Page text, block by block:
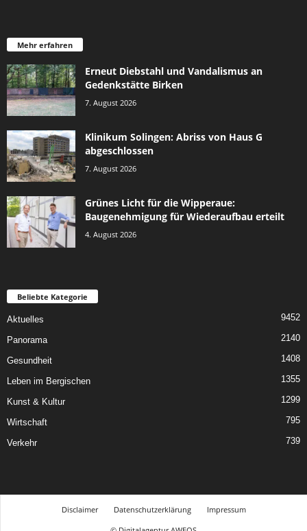
Mehr erfahren
Erneut Diebstahl und Vandalismus an
Gedenkstätte Birken
7. August 2026
Klinikum Solingen: Abriss von Haus G
abgeschlossen
7. August 2026
Grünes Licht für die Wipperaue:
Baugenehmigung für Wiederaufbau erteilt
4. August 2026
Beliebte Kategorie
Aktuelles 9452
Panorama 2140
Gesundheit 1408
Leben im Bergischen 1355
Kunst & Kultur 1299
Wirtschaft 795
Verkehr 739
Disclaimer Datenschutzerklärung
Impressum